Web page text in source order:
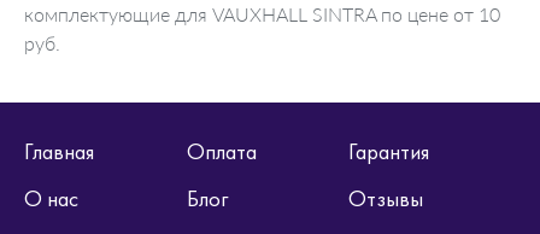
комплектующие для VAUXHALL SINTRA по цене от 10
руб.
Главная Оплата
Гарантия
О нас
Блог Отзывы